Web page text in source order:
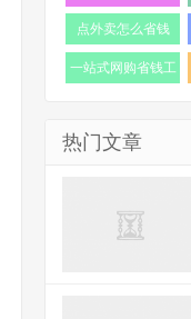
(16)
点外卖怎么省钱
(16)
一站式网购省钱工
热门文章